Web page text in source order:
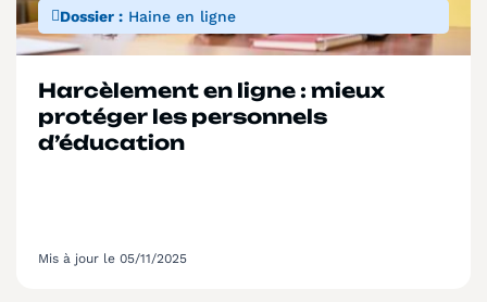
Dossier : Haine en ligne
Harcèlement en ligne : mieux
protéger les personnels
d’éducation
Mis à jour le 05/11/2025